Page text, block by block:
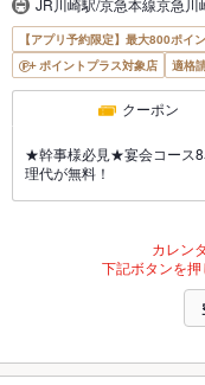
JR川崎駅/京急本線京急川
【アプリ予約限定】最大800ポイ
ポイントプラス対象店
適格
クーポン
★幹事様必見★宴会コース8
理代が無料！
カレン
下記ボタンを押